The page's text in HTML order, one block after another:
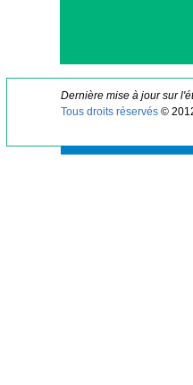
Dernière mise à jour sur
Tous droits réservés ©